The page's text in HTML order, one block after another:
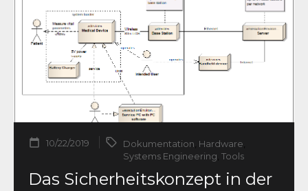
10/22/2019 Dokumentation Hardware
Systems Engineering Tools
Das Sicherheitskonzept in der